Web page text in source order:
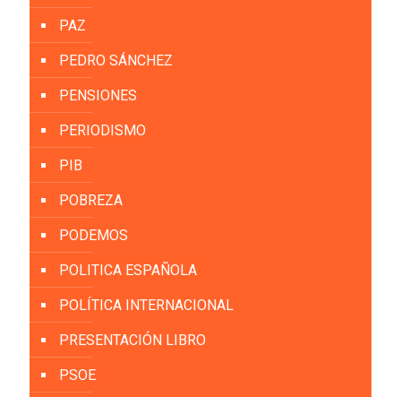
PAZ
PEDRO SÁNCHEZ
PENSIONES
PERIODISMO
PIB
POBREZA
PODEMOS
POLITICA ESPAÑOLA
POLÍTICA INTERNACIONAL
PRESENTACIÓN LIBRO
PSOE